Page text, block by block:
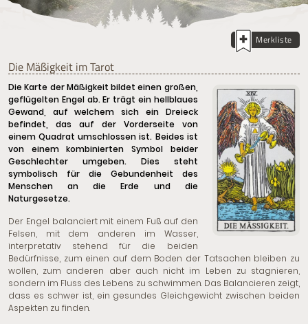
Merkliste
Die Mäßigkeit im Tarot
Die Karte der Mäßigkeit bildet einen großen,
geflügelten Engel ab. Er trägt ein hellblaues
Gewand, auf welchem sich ein Dreieck
befindet, das auf der Vorderseite von
einem Quadrat umschlossen ist. Beides ist
von einem kombinierten Symbol beider
Geschlechter umgeben. Dies steht
symbolisch für die Gebundenheit des
Menschen an die Erde und die
Naturgesetze.
Der Engel balanciert mit einem Fuß auf den
Felsen, mit dem anderen im Wasser,
interpretativ stehend für die beiden
Bedürfnisse, zum einen auf dem Boden der Tatsachen bleiben zu
wollen, zum anderen aber auch nicht im Leben zu stagnieren,
sondern im Fluss des Lebens zu schwimmen. Das Balancieren zeigt,
dass es schwer ist, ein gesundes Gleichgewicht zwischen beiden
Aspekten zu finden.